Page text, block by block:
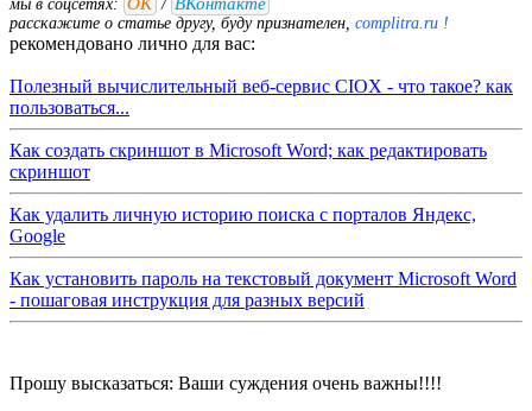
мы в соцсетях: ОК / ВКонтакте
расскажите о статье другу, буду признателен, complitra.ru !
рекомендовано лично для вас:
Полезный вычислительный веб-сервис CIOX - что такое? как
пользоваться...
Как создать скриншот в Microsoft Word; как редактировать
скриншот
Как удалить личную историю поиска с порталов Яндекс,
Google
Как установить пароль на текстовый документ Microsoft Word
- пошаговая инструкция для разных версий
Прошу высказаться: Ваши суждения очень важны!!!!